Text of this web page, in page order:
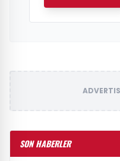
SON HABERLER